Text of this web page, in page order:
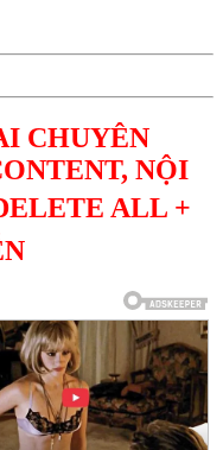
CHUYÊN
NỘI
ALL +